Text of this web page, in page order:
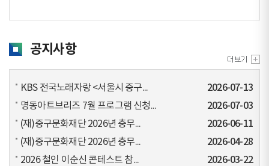
공지사항
KBS 전국노래자랑 <서울시 중구...
2026-07-13
명동아트브리즈 7월 프로그램 신청...
2026-07-03
(재)중구문화재단 2026년 충무...
2026-06-11
(재)중구문화재단 2026년 충무...
2026-04-28
2026 철인 이순신 콘테스트 참...
2026-03-22